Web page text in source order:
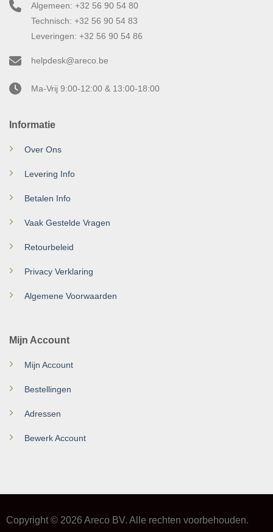
Informatie
Over Ons
Levering Info
Betalen Info
Vaak Gestelde Vragen
Retourbeleid
Privacy Verklaring
Algemene Voorwaarden
Mijn Account
Mijn Account
Bestellingen
Adressen
Bewerk Account
Algemeen: +32 56 90 54 80
Technisch: +32 56 90 54 83
Leveringen: +32 56 90 54 86
helpdesk@areco.be
Ma-Vrij 9:00-12:00 & 13:00-18:00
Copyright © 2026 Areco BV. Alle rechten voorbehouden.